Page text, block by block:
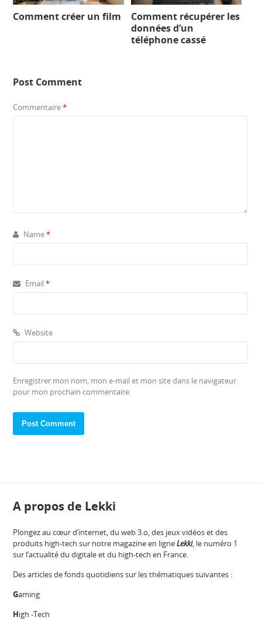
Comment créer un film
Comment récupérer les
données d’un
téléphone cassé
Post Comment
Commentaire*
Name*
Email*
Website
Enregistrer mon nom, mon e-mail et mon site dans le navigateur
pour mon prochain commentaire.
A propos de Lekki
Plongez au cœur d’internet, du web 3.o, des jeux vidéos et des
produits high-tech sur notre magazine en ligneLekki, le numéro 1
sur l’actualité du digitale et du high-tech en France.
Des articles de fonds quotidiens sur les thématiques suivantes :
Gaming
High -Tech